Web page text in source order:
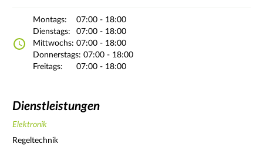
Montags:
07:00 - 18:00
Dienstags:
07:00 - 18:00
Mittwochs: 07:00 - 18:00
Donnerstags: 07:00 - 18:00
Freitags:
07:00 - 18:00
Dienstleistungen
Elektronik
Regeltechnik